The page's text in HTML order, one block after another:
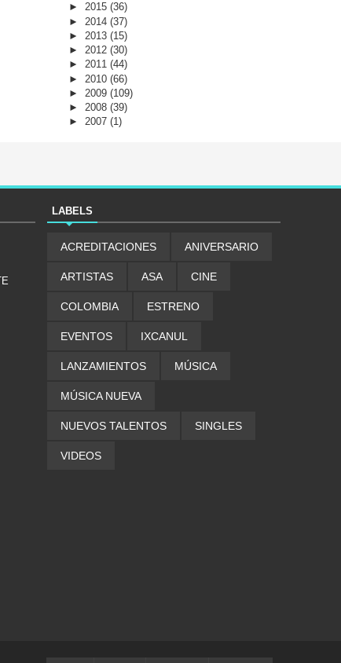
► 2015 (36)
► 2014 (37)
► 2013 (15)
► 2012 (30)
► 2011 (44)
► 2010 (66)
► 2009 (109)
► 2008 (39)
► 2007 (1)
LABELS
ACREDITACIONES ANIVERSARIO
ARTISTAS ASA CINE
COLOMBIA ESTRENO
EVENTOS IXCANUL
LANZAMIENTOS MÚSICA
MÚSICA NUEVA
NUEVOS TALENTOS SINGLES
VIDEOS